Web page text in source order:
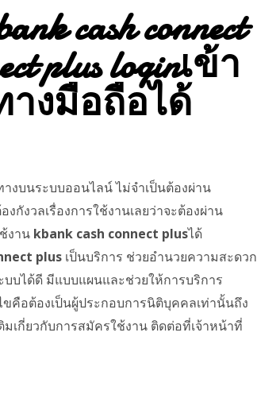
cash connect
plus loginเข้า
งมือถือได้
งบนระบบออนไลน์ ไม่จำเป็นต้องผ่าน
กังวลเรื่องการใช้งานเลยว่าจะต้องผ่าน
งาน kbank cash connect plusได้
plus เป็นบริการ ช่วยอำนวยความสะดวก
บบได้ดี มีแบบแผนและช่วยให้การบริการ
คือต้องเป็นผู้ประกอบการนิติบุคคลเท่านั้นถึง
เกี่ยวกับการสมัครใช้งาน ติดต่อที่เจ้าหน้าที่